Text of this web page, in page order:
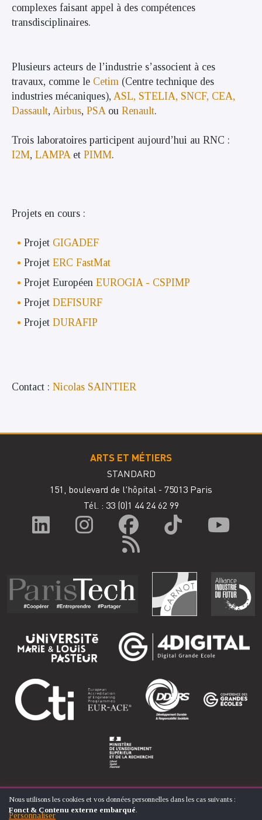
complexes faisant appel à des compétences
transdisciplinaires.
Plusieurs acteurs de l’industrie s’associent à ces
travaux, comme le Cetim (Centre technique des
industries mécaniques), ASL, STELIA, SNCF, CEA,
Dassault, Airbus, PSA ou Renault.
Trois laboratoires participent aujourd’hui au RNC :
I2M, LAMPA et PIMM.
Projets en cours :
Projet GIGADEF
Projet ERC FastMat
Projet Européen EUROGIA - CSPIMP
Projet DEFISURF
Projet DURAFIP
Contact : Nicolas SAINTIER
ARTS ET MÉTIERS
STANDARD
151, boulevard de l'hôpital - 75013 Paris
Tél. : 33 (0)1 44 24 62 99
© ÉCOLE NATIONALE SUPÉRIEURE D'ARTS ET MÉTIERS
UTILISATION
DES
Nous utilisons les cookies et vos données personnelles dans les cas suivants :
Fonct & Contenu externe embarqué.
Personnaliser